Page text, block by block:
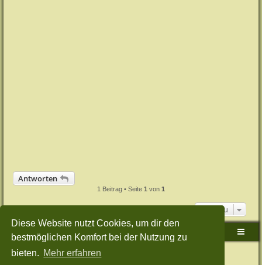
Diese Website nutzt Cookies, um dir den
bestmöglichen Komfort bei der Nutzung zu
bieten. Mehr erfahren
Antworten
1 Beitrag • Seite 1 von 1
Gehe zu
Sudden-Strike-Maps.de Hauptseite Foren-Übersicht
Powered byphpBB® Forum Software © phpBB Limited